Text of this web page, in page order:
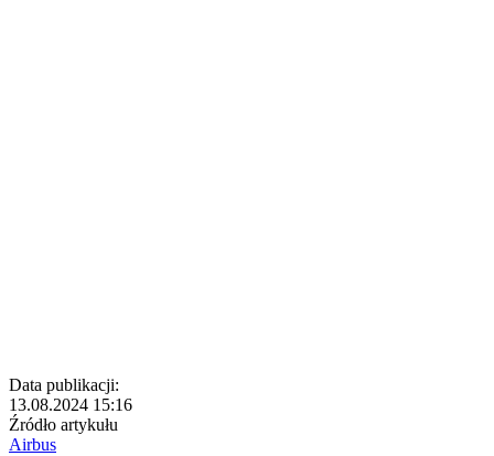
Data publikacji:
13.08.2024 15:16
Źródło artykułu
Airbus